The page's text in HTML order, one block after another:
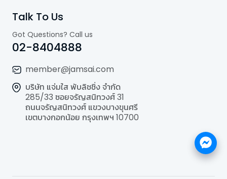
Talk To Us
Got Questions? Call us
02-8404888
member@jamsai.com
บริษัท แจ่มใส พับลิชชิ่ง จำกัด
285/33 ซอยจรัญสนิทวงศ์ 31
ถนนจรัญสนิทวงศ์ แขวงบางขุนศรี
เขตบางกอกน้อย กรุงเทพฯ 10700